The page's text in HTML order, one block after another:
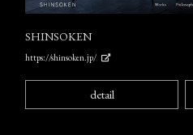
SHINSOKEN
https://shinsoken.jp/
detail